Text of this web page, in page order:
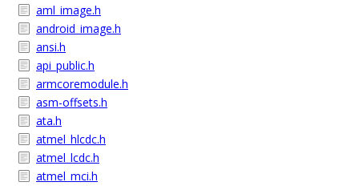
aml_image.h
android_image.h
ansi.h
api_public.h
armcoremodule.h
asm-offsets.h
ata.h
atmel_hlcdc.h
atmel_lcdc.h
atmel_mci.h